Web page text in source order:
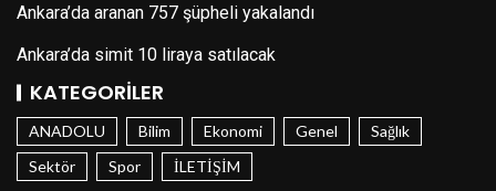
Ankara’da aranan 757 şüpheli yakalandı
Ankara’da simit 10 liraya satılacak
KATEGORILER
ANADOLU Bilim Ekonomi Genel
Sağlık
Sektör
Spor İLETİŞİM